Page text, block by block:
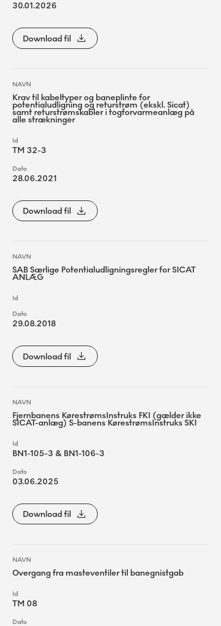
30.01.2026
Download fil
Krav til kabeltyper og baneplinte for
potentialudligning og returstrøm (ekskl. Sicat)
samt returstrømskabler i togforvarmeanlæg på
alle strækninger
TM 32-3
28.06.2021
Download fil
SAB Særlige Potentialudligningsregler for SICAT
ANLÆG
29.08.2018
Download fil
Fjernbanens KørestrømsInstruks FKI (gælder ikke
SICAT-anlæg) S-banens KørestrømsInstruks SKI
BN1-105-3 & BN1-106-3
03.06.2025
Download fil
Overgang fra masteventiler til banegnistgab
TM 08